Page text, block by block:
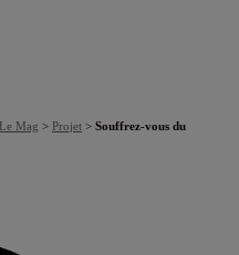
Le Mag > Projet > Souffrez-vous du